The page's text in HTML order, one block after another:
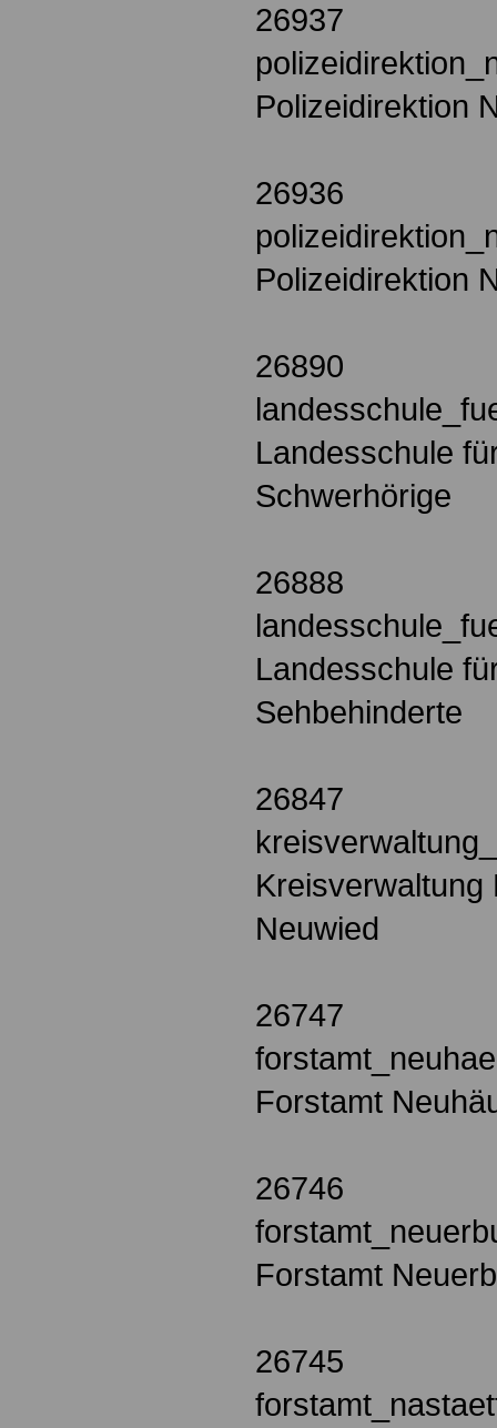
26937
Polizeidirektion
26936
Polizeidirektion
26890
Landesschule
Schwerhörige
26888
Landesschule
Sehbehinderte
26847
Kreisverwaltung
Neuwied
26747
Forstamt
26746
Forstamt
26745